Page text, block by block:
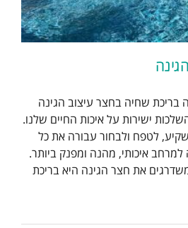
בריכת שחיה בחצר עיצוב הגינה
ישירות על איכות החיים שלנו.
לטפח ולבחור עבורה את כל
איכותי, מהנה ומפנק ביותר.
את חצר הגינה היא בריכת